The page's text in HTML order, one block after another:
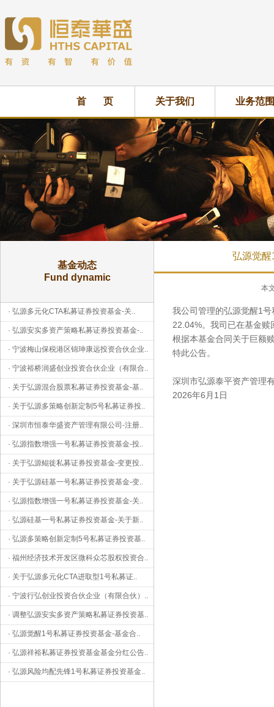
首 页 关于我们 业务范围
基金动态
Fund dynamic
· 弘源多元化CTA私募证券投资基金-关..
· 弘源安实多资产策略私募证券投资基金-..
· 宁波梅山保税港区锦珅康远投资合伙企业..
· 宁波裕桥润盛创业投资合伙企业（有限合..
· 关于弘源混合股票私募证券投资基金-基..
· 关于弘源多策略创新定制5号私募证券投..
· 深圳市恒泰华盛资产管理有限公司-注册..
· 弘源指数增强一号私募证券投资基金-投..
· 关于弘源鲲徙私募证券投资基金-变更投..
· 关于弘源硅基一号私募证券投资基金-变..
· 弘源指数增强一号私募证券投资基金-关..
· 弘源硅基一号私募证券投资基金-关于新..
· 弘源多策略创新定制5号私募证券投资基..
· 福州经济技术开发区微科众芯股权投资合..
· 关于弘源多元化CTA进取型1号私募证..
· 宁波行弘创业投资合伙企业（有限合伙） ..
· 调整弘源安实多资产策略私募证券投资基..
· 弘源觉醒1号私募证券投资基金-基金合..
· 弘源祥裕私募证券投资基金基金分红公告..
· 弘源风险均配先锋1号私募证券投资基金..
弘源觉醒
本
我公司管理的弘源觉醒1
22.04%。我司已在基金
根据本基金合同关于巨额
特此公告。
深圳市弘源泰平资产管理
2026年6月1日